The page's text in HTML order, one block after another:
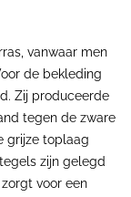
vanwaar men
de bekleding
Zij produceerde
tegen de zware
grijze toplaag
zijn gelegd
voor een